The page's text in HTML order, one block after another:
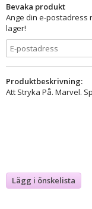
Bevaka produkt
Ange din e-postadress
lager!
Produktbeskrivning:
Att Stryka På. Marvel.
Lägg i önskelista